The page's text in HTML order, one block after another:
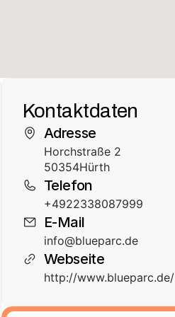
Kontaktdaten
Adresse
Horchstraße 2
50354Hürth
Telefon
+4922338087999
E-Mail
info@blueparc.de
Webseite
http://www.blueparc.de/